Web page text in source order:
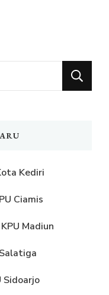
Kediri
Ciamis
Madiun
Sidoarjo